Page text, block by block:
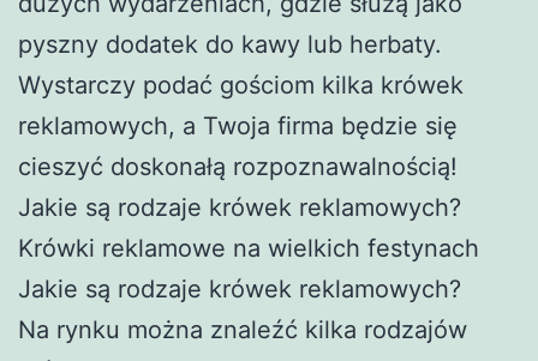
pyszny dodatek do kawy lub herbaty.
Wystarczy podać gościom kilka krówek
reklamowych, a Twoja firma będzie się
cieszyć doskonałą rozpoznawalnością!
Jakie są rodzaje krówek reklamowych?
Krówki reklamowe na wielkich festynach
Jakie są rodzaje krówek reklamowych?
Na rynku można znaleźć kilka rodzajów